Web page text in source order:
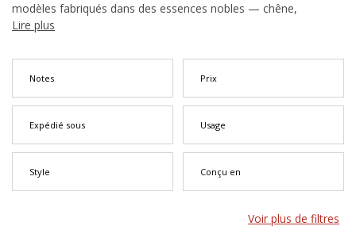
modèles fabriqués dans des essences nobles — chêne,
manguier, acacia ou pin — pour ceux qui recherchent un meuble
conçue pour traverser les années tout en apportant du
caractère à votre
Lire plus
Notes Prix
Expédié sous Usage
Style Conçu en
Voir plus de filtres